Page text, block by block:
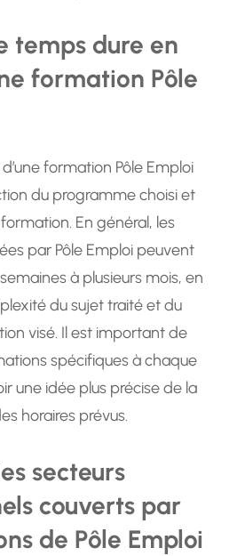
temps dure en
formation Pôle
formation Pôle Emploi
du programme choisi et
En général, les
par Pôle Emploi peuvent
à plusieurs mois, en
du sujet traité et du
visé. Il est important de
spécifiques à chaque
une idée plus précise de la
horaires prévus.
secteurs
couverts par
de Pôle Emploi